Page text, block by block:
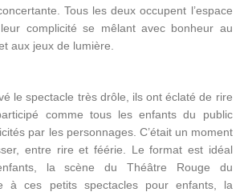
Tous les deux occupent l’espace
complicité se mêlant avec bonheur au
aux jeux de lumière.
le spectacle très drôle, ils ont éclaté de rire
comme tous les enfants du public
par les personnages. C’était un moment
entre rire et féérie. Le format est idéal
la scène du Théâtre Rouge du
à ces petits spectacles pour enfants, la